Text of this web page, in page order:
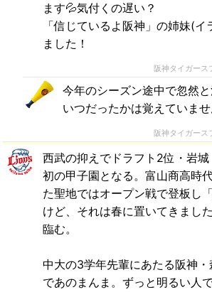
ます💦気付くの遅い？
「信じているよ阪神」の姉妹(イ
ました！
阪神タイガース
今年のシーズン途中で忽然
いつだったかは覚えていま
阪神タイガース
西武の抑えでドラフト2位・岩
初の甲子園となる。富山商高時
た聖地ではオープン戦で登板し
けど、それは春に置いてきまし
臨む。
中大の3学年先輩にあたる阪神
であのまんま。ずっと明るい人